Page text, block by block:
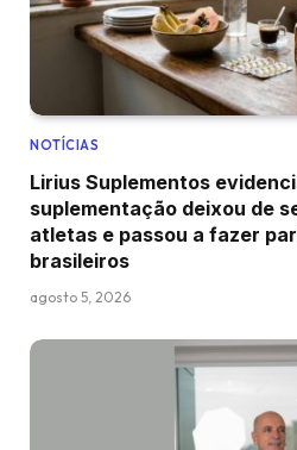
NOTÍCIAS
Lirius Suplementos
suplementação deixou de
atletas e passou a fazer
brasileiros
agosto 5, 2026